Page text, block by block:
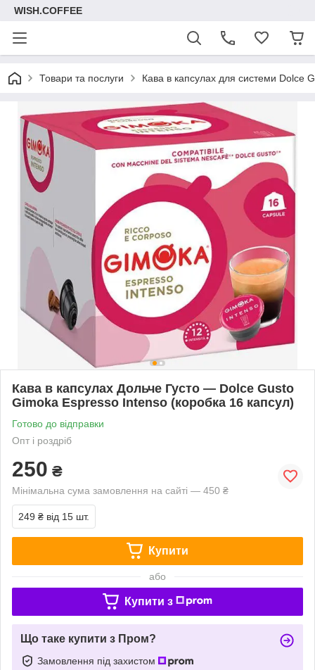
WISH.COFFEE
Товари та послуги Кава в капсулах для системи Dolce
Кава в капсулах Дольче Густо — Dolce Gusto
Gimoka Espresso Intenso (коробка 16 капсул)
Готово до відправки
Опт і роздріб
250 ₴
Мінімальна сума замовлення на сайті — 450 ₴
249 ₴ від 15 шт.
Купити
або
Купити з
Що таке купити з Пром?
Замовлення під захистом